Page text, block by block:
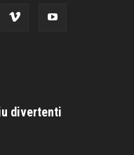
divertenti